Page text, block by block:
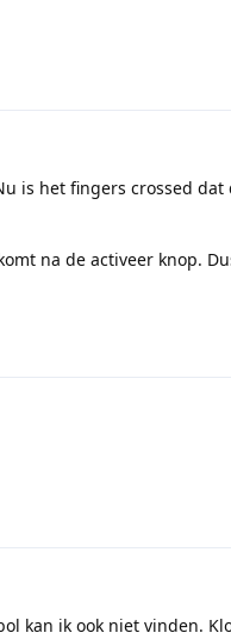
is het fingers crossed dat
na de activeer knop.
kan ik ook niet vinden.